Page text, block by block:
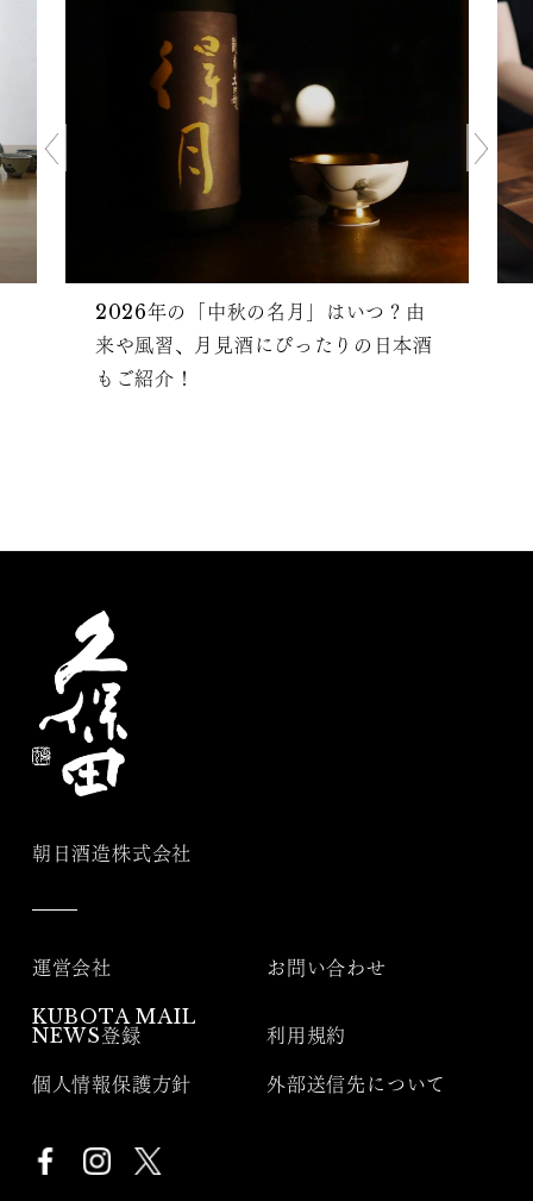
2026年の「中秋の名月」はいつ？由
来や風習、月見酒にぴったりの日本酒
もご紹介！
朝日酒造株式会社
運営会社 お問い合わせ
KUBOTA MAIL
NEWS登録
利用規約
個人情報保護方針 外部送信先について